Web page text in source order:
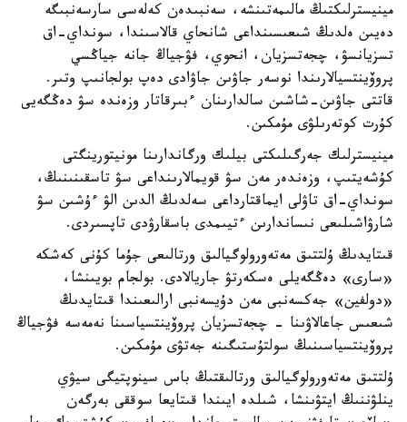
مينيسترلىكتىڭ مالىمەتىنشە، سەنبىدەن كەلەسى سارسەنبىگە
دەيىن ەلدىڭ شىعىسىنداعى شانحاي قالاسىندا، سونداي-اق
تسزيانسۋ، چجەتسزيان، انحوي، فۋجياڭ جانە جياڭسي
پروۆينتسيالارىندا نوسەر جاۋىن جاۋادى دەپ بولجانىپ وتىر.
قاتتى جاۋىن-شاشىن سالدارىنان ءبىرقاتار وزەندە سۋ دەڭگەيى
كۇرت كوتەرىلۋى مۇمكىن.
مينيسترلىك جەرگىلىكتى بيلىك ورگاندارىنا مونيتورينگتى
كۇشەيتىپ، وزەندەر مەن سۋ قويمالارىنداعى سۋ تاسقىنىنىڭ،
سونداي-اق تاۋلى ايماقتارداعى سەلدىڭ الدىن الۋ ءۇشىن سۋ
شارۋاشىلىعى نىساندارىن ءتيىمدى باسقارۋدى تاپسىردى.
قىتايدىڭ ۇلتتىق مەتەورولوگيالىق ورتالىعى جۇما كۇنى كەشكە
«سارى» دەڭگەيلى ەسكەرتۋ جاريالادى. بولجام بويىنشا،
«دولفين» جەكسەنبى مەن دۇيسەنبى ارالىعىندا قىتايدىڭ
شىعىس جاعالاۋىنا - چجەتسزيان پروۆينتسياسىنا نەمەسە فۋجياڭ
پروۆينتسياسىنىڭ سولتۇستىگىنە جەتۋى مۇمكىن.
ۇلتتىق مەتەورولوگيالىق ورتالىقتىڭ باس سينوپتيگى سيۋي
ينلۋننىڭ ايتۋىنشا، شىلدە ايىندا قىتايعا سوققى بەرگەن